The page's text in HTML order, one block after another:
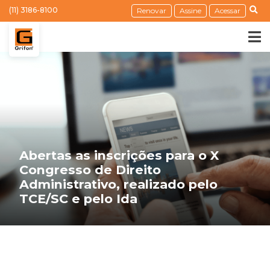
(11) 3186-8100 Renovar Assine Acessar
Abertas as inscrições para o X
Congresso de Direito
Administrativo, realizado pelo
TCE/SC e pelo Ida